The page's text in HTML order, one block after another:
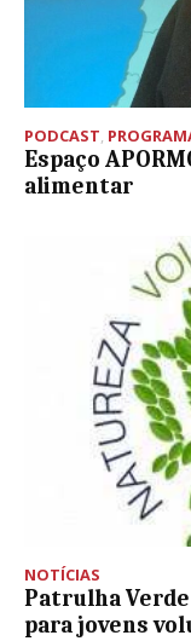
PODCAST,
Espaço
alimentar
NOTÍCIAS
Patrulha
para jovens